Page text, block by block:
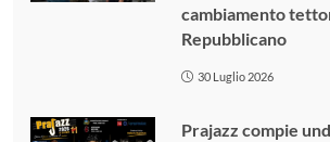
cambiamento
Repubblicano
30 Luglio 2026
Prajazz compie